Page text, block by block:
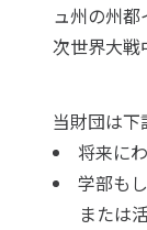
ュ州の州
次世界大戦
当財団は下
将来に
学部も
または活